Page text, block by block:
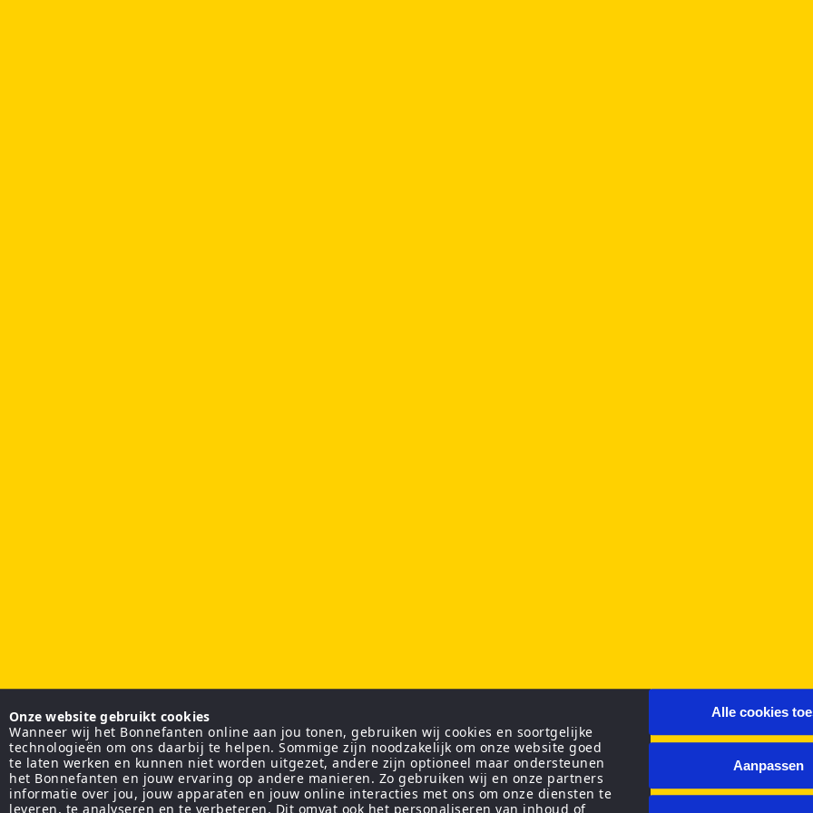
Onze website gebruikt cookies
Wanneer wij het Bonnefanten online aan jou tonen, gebruiken wij cookies en soortgelijke
technologieën om ons daarbij te helpen. Sommige zijn noodzakelijk om onze website goed
te laten werken en kunnen niet worden uitgezet, andere zijn optioneel maar ondersteunen
het Bonnefanten en jouw ervaring op andere manieren. Zo gebruiken wij en onze partners
informatie over jou, jouw apparaten en jouw online interacties met ons om onze diensten te
leveren, te analyseren en te verbeteren. Dit omvat ook het personaliseren van inhoud of
Alle cookies
Aanpassen